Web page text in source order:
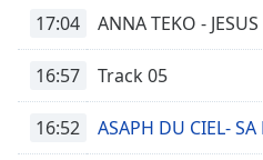
17:04 ANNA TEKO -
16:57 Track 05
16:52 ASAPH DU CIEL- SA